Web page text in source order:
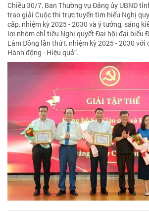
Chiều 30/7, Ban Thường vụ Đảng ủy UBND
trao giải Cuộc thi trực tuyến tìm hiểu Nghị
cấp, nhiệm kỳ 2025 - 2030 và ý tưởng, sáng
lợi nhóm chỉ tiêu Nghị quyết Đại hội đại biểu
Lâm Đồng lần thứ I, nhiệm kỳ 2025 - 2030 với
Hành động - Hiệu quả”.